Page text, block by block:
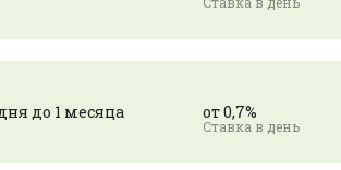
до 1 месяца от 0,7%